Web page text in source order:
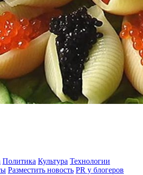
Политика Культура Технологии
Разместить новость PR у блогеров